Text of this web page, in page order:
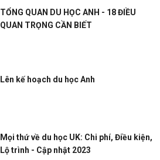
TỔNG QUAN DU HỌC ANH - 18 ĐIỀU
QUAN TRỌNG CẦN BIẾT
Lên kế hoạch du học Anh
Mọi thứ về du học UK: Chi phí, Điều kiện,
Lộ trình - Cập nhật 2023